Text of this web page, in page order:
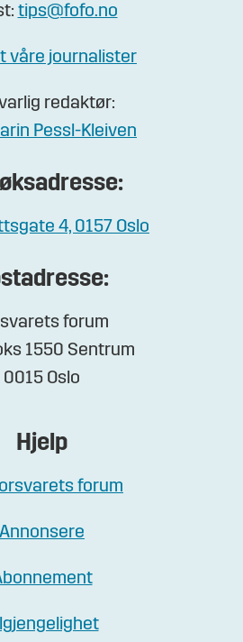
tips@fofo.no
våre journalister
redaktør:
Pessl-Kleiven
4, 0157 Oslo
forum
1550 Sentrum
0015 Oslo
Hjelp
forum
Annonsere